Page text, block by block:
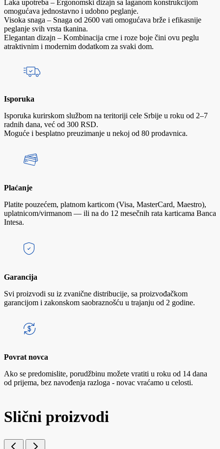
Laka upotreba – Ergonomski dizajn sa laganom konstrukcijom
omogućava jednostavno i udobno peglanje.
Visoka snaga – Snaga od 2600 vati omogućava brže i efikasnije
peglanje svih vrsta tkanina.
Elegantan dizajn – Kombinacija crne i roze boje čini ovu peglu
atraktivnim i modernim dodatkom za svaki dom.
Isporuka
Isporuka kurirskom službom na teritoriji cele Srbije u roku od 2–7
radnih dana, već od 300 RSD.
Moguće i besplatno preuzimanje u nekoj od 80 prodavnica.
Plaćanje
Platite pouzećem, platnom karticom (Visa, MasterCard, Maestro),
uplatnicom/virmanom — ili na do 12 mesečnih rata karticama Banca
Intesa.
Garancija
Svi proizvodi su iz zvanične distribucije, sa proizvođačkom
garancijom i zakonskom saobraznošću u trajanju od 2 godine.
Povrat novca
Ako se predomislite, porudžbinu možete vratiti u roku od 14 dana
od prijema, bez navođenja razloga - novac vraćamo u celosti.
Slični proizvodi